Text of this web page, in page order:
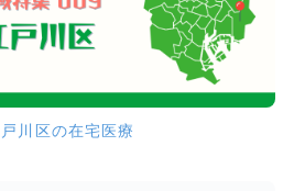
川区の在宅医療